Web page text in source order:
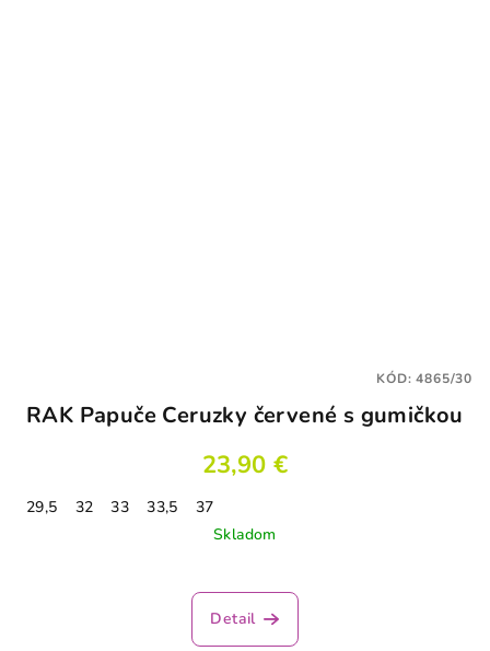
RAK Papuče Ceruzky červené s gumičkou
23,90 €
29,5 32 33 33,5
37
Skladom
Detail
KÓD:4865/30